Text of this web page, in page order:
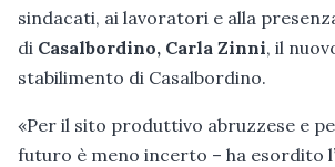
sindacati, ai lavoratori e alla
di Casalbordino, Carla Zinni, il
stabilimento di Casalbordino.
«Per il sito produttivo abruzzese e
futuro è meno incerto – ha esordito